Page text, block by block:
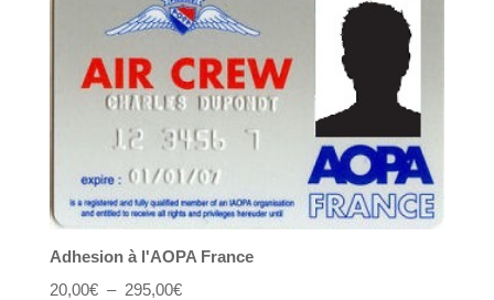
Adhesion à l'AOPA France
20,00€ – 295,00€Plage